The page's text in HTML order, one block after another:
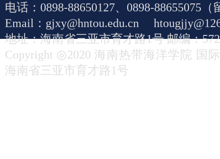
电话：0898-88650127、0898-88655075
Email：gjxy@hntou.edu.cn
地址：海南省三亚市育才路1号 邮编：
Copyright ◎2020 海南热带海洋学院 国
海南省三亚市育才路1号